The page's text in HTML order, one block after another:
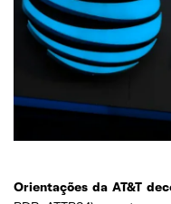
Orientações da AT&T